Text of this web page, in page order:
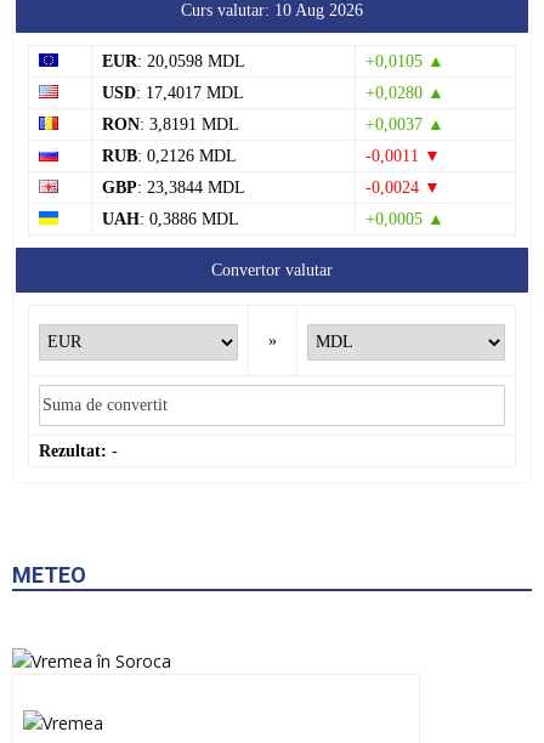
Curs valutar: 10 Aug 2026
EUR: 20,0598 MDL
+0,0105 ▲
USD: 17,4017 MDL
+0,0280 ▲
RON: 3,8191 MDL
+0,0037 ▲
RUB: 0,2126 MDL
-0,0011 ▼
GBP: 23,3844 MDL
-0,0024 ▼
UAH: 0,3886 MDL +0,0005 ▲
Convertor valutar
»
Rezultat: -
METEO